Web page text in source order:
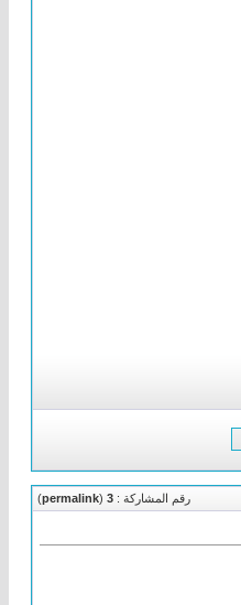
رقم المشاركة : 3
(
permalink
)